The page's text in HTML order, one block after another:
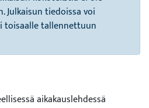
Julkaisun tiedoissa voi
toisaalle tallennettuun
aikakauslehdessä